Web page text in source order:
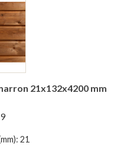
21x132x4200 mm
21